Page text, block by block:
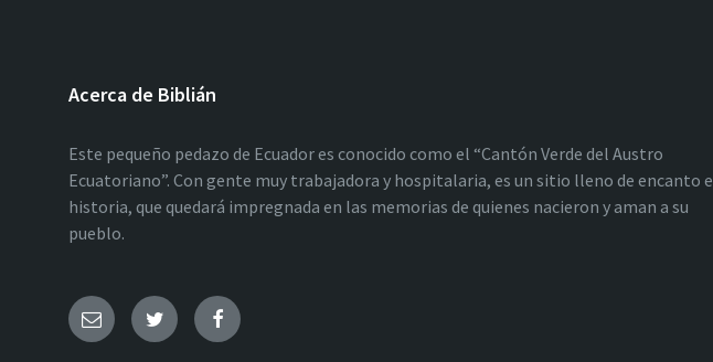
Acerca de Biblián
Este pequeño pedazo de Ecuador es conocido como el “Cantón Verde del Austro
Ecuatoriano”. Con gente muy trabajadora y hospitalaria, es un sitio lleno de encanto e
historia, que quedará impregnada en las memorias de quienes nacieron y aman a su
pueblo.